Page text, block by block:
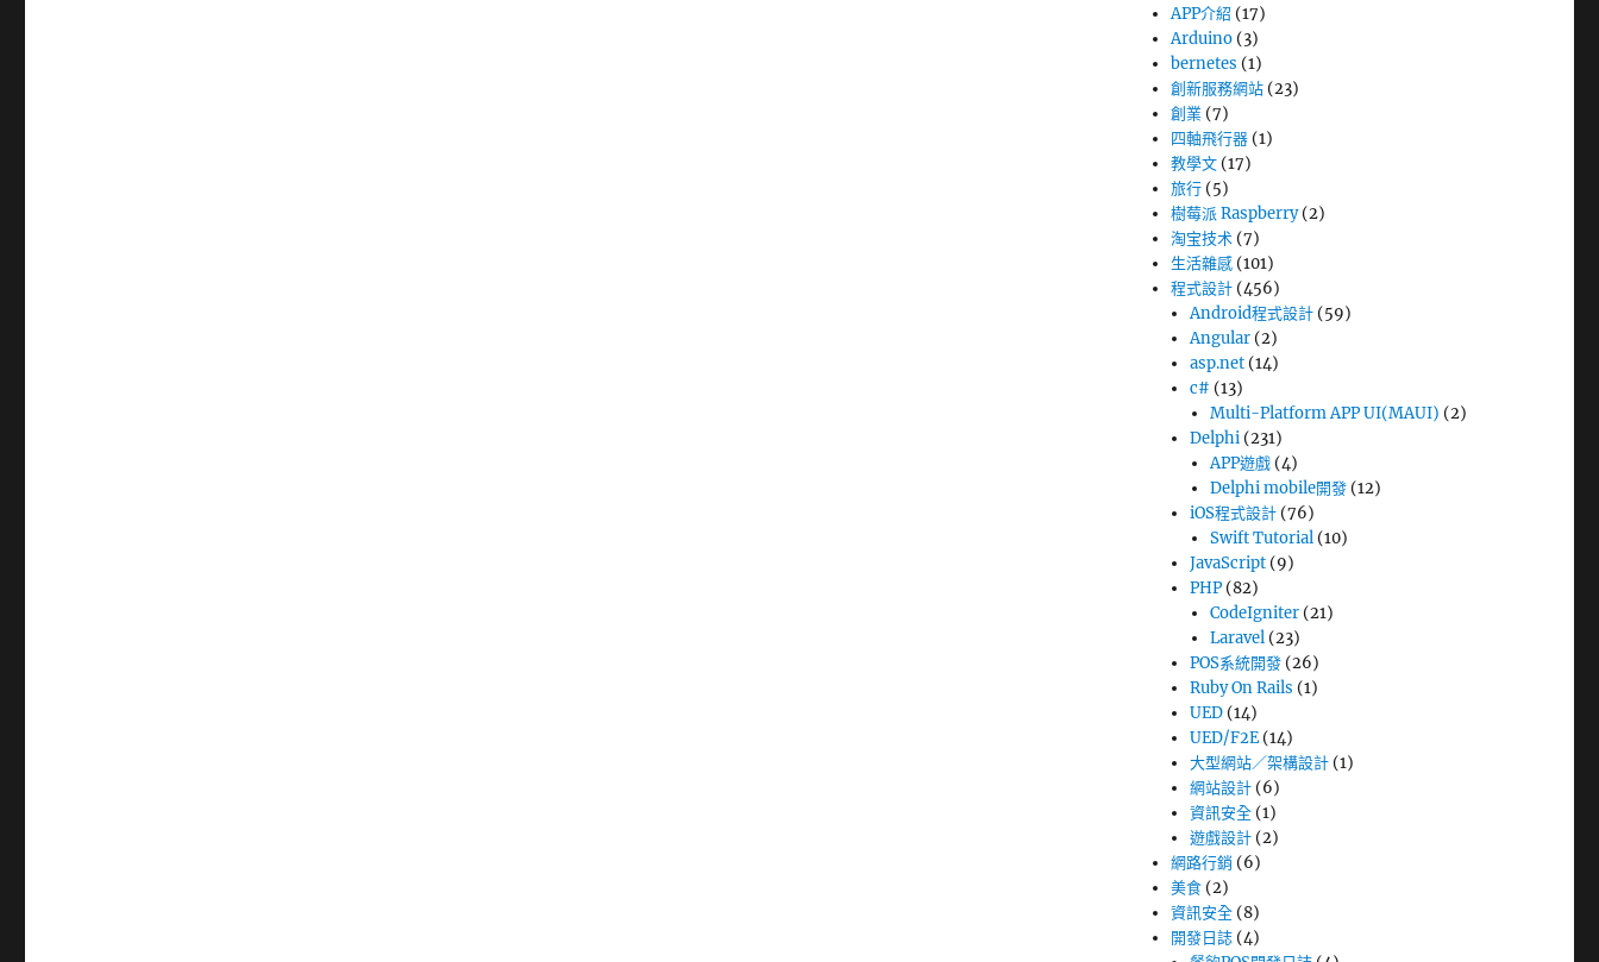
APP介紹 (17)
Arduino (3)
bernetes (1)
創新服務網站 (23)
創業 (7)
四軸飛行器 (1)
教學文 (17)
旅行 (5)
樹莓派 Raspberry(2)
淘宝技术 (7)
生活雜感 (101)
程式設計 (456)
Android程式設計 (59)
Angular (2)
asp.net (14)
c# (13)
Multi-Platform APP UI(MAUI) (2)
Delphi (231)
APP遊戲(4)
Delphi mobile開發(12)
iOS程式設計 (76)
Swift Tutorial(10)
JavaScript (9)
PHP (82)
CodeIgniter(21)
Laravel(23)
POS系統開發 (26)
Ruby On Rails (1)
UED (14)
UED/F2E (14)
大型網站／架構設計 (1)
網站設計 (6)
資訊安全 (1)
遊戲設計 (2)
網路行銷 (6)
美食 (2)
資訊安全 (8)
開發日誌 (4)